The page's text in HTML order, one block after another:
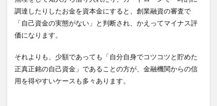
調達したりしたお金を資本金にすると、創業融資の審査で
「自己資金の実態がない」と判断され、かえってマイナス評
価になります。
それよりも、少額であっても「自分自身でコツコツと貯めた
正真正銘の自己資金」であることの方が、金融機関からの信
用を得やすいケースも多々あります。